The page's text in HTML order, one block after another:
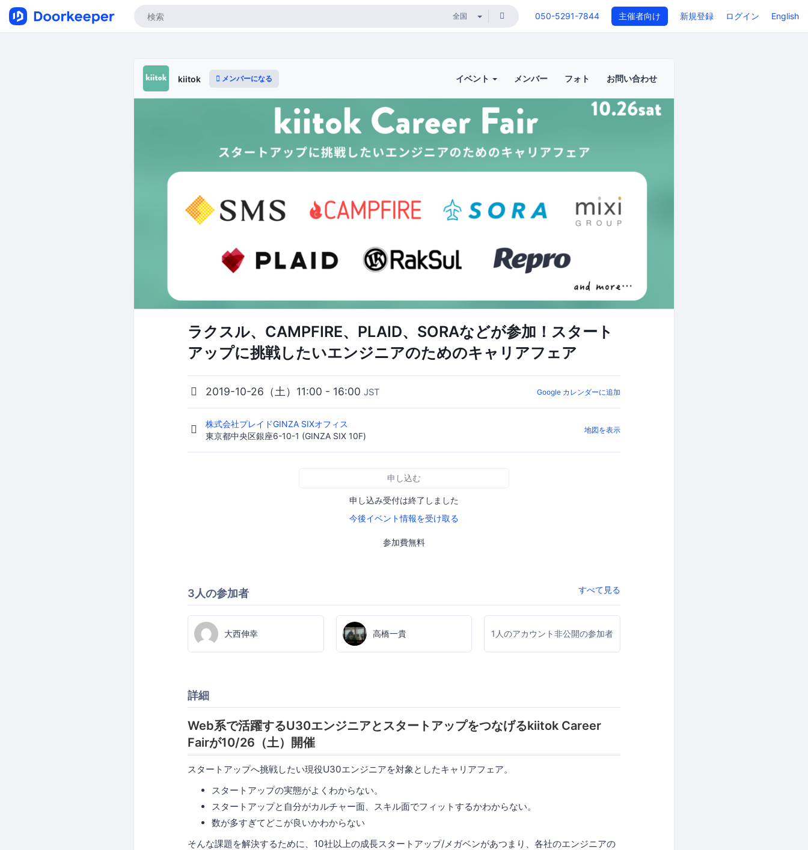
050-5291-7844 主催者向け 新規登録 ログイン English
kiitok メンバーになる イベント メンバー フォト お問い合わせ
ラクスル、CAMPFIRE、PLAID、SORAなどが参加！スタート
アップに挑戦したいエンジニアのためのキャリアフェア
2019-10-26（土）11:00 - 16:00 JST Google カレンダーに追加
株式会社プレイドGINZA SIXオフィス
東京都中央区銀座6-10-1 (GINZA SIX 10F)
地図を表示
申し込む
申し込み受付は終了しました
今後イベント情報を受け取る
参加費無料
3人の参加者 すべて見る
大西伸幸 高橋一貴 1人のアカウント非公開の参加者
詳細
Web系で活躍するU30エンジニアとスタートアップをつなげるkiitok Career
Fairが10/26（土）開催
スタートアップへ挑戦したい現役U30エンジニアを対象としたキャリアフェア。
スタートアップの実態がよくわからない。
スタートアップと自分がカルチャー面、スキル面でフィットするかわからない。
数が多すぎてどこが良いかわからない
そんな課題を解決するために、10社以上の成長スタートアップ/メガベンがあつまり、各社のエンジニアの